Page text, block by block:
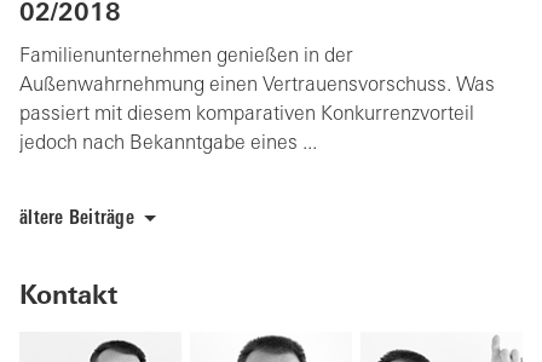
02/2018
Familienunternehmen genießen in der
Außenwahrnehmung einen Vertrauensvorschuss. Was
passiert mit diesem komparativen Konkurrenzvorteil
jedoch nach Bekanntgabe eines ...
ältere Beiträge
Kontakt